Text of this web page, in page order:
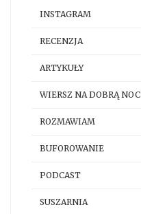
INSTAGRAM
RECENZJA
ARTYKUŁY
WIERSZ NA DOBRĄ NOC
ROZMAWIAM
BUFOROWANIE
PODCAST
SUSZARNIA